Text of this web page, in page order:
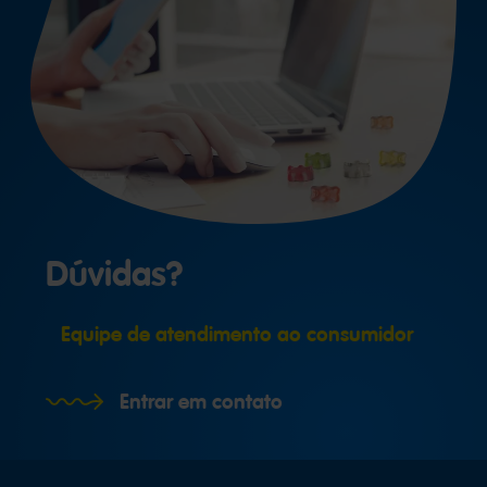
Dúvidas?
Equipe de atendimento ao consumidor
Entrar em contato